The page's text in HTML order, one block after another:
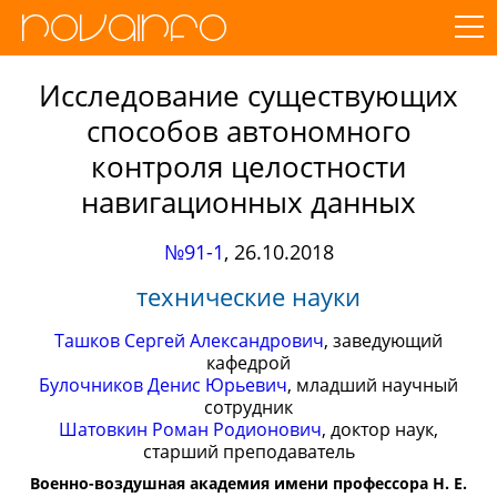
Исследование существующих
способов автономного
контроля целостности
навигационных данных
№91-1, 26.10.2018
технические науки
Ташков Сергей Александрович, заведующий
кафедрой
Булочников Денис Юрьевич, младший научный
сотрудник
Шатовкин Роман Родионович, доктор наук,
старший преподаватель
Военно-воздушная академия имени профессора Н. Е.